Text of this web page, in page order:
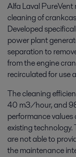
Alfa Laval
cleaning of
Developed
power plant
separation to
from the engine
recirculated for use
The cleaning
40 m3/hour, and
performance
existing technology.
are not able to
the maintenance